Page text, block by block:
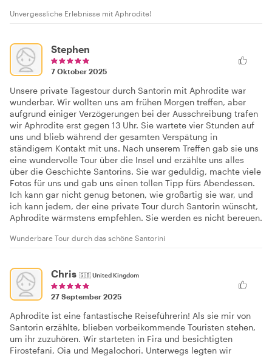
Unvergessliche Erlebnisse mit Aphrodite!
Stephen
7 Oktober 2025
Unsere private Tagestour durch Santorin mit Aphrodite war
wunderbar. Wir wollten uns am frühen Morgen treffen, aber
aufgrund einiger Verzögerungen bei der Ausschreibung trafen
wir Aphrodite erst gegen 13 Uhr. Sie wartete vier Stunden auf
uns und blieb während der gesamten Verspätung in
ständigem Kontakt mit uns. Nach unserem Treffen gab sie uns
eine wundervolle Tour über die Insel und erzählte uns alles
über die Geschichte Santorins. Sie war geduldig, machte viele
Fotos für uns und gab uns einen tollen Tipp fürs Abendessen.
Ich kann gar nicht genug betonen, wie großartig sie war, und
ich kann jedem, der eine private Tour durch Santorin wünscht,
Aphrodite wärmstens empfehlen. Sie werden es nicht bereuen.
Wunderbare Tour durch das schöne Santorini
Chris 🇬🇧United Kingdom
27 September 2025
Aphrodite ist eine fantastische Reiseführerin! Als sie mir von
Santorin erzählte, blieben vorbeikommende Touristen stehen,
um ihr zuzuhören. Wir starteten in Fira und besichtigten
Firostefani, Oia und Megalochori. Unterwegs legten wir